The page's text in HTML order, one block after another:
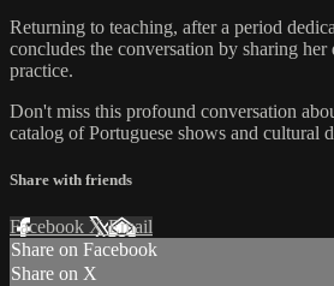
Returning to teaching, after a period
concludes the conversation by sharing
practice.
Don't miss this profound conversation
catalog of Portuguese shows and cultural
Share with friends
Facebook XEmail
Share on Facebook
Share on X